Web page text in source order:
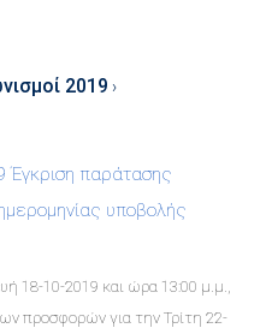
2019 ›
Έγκριση παράτασης
υποβολής
18-10-2019 και ώρα 13:00 μ.μ.,
προσφορών για την Τρίτη 22-